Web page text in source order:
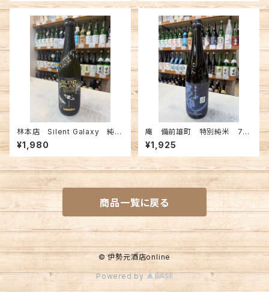
林本店 Silent Galaxy 純米
大吟醸 無濾過生原酒 720m
l¥1,980
庵 備前雄町 特別純米 72
0ml
¥1,925
商品一覧に戻る
© 伊勢元酒店online
Powered by